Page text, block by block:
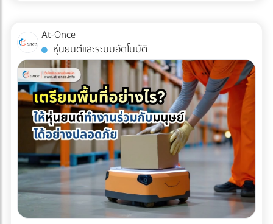
รอยต่อ" (Seamless Temperature Control) ตั้งแต่หน้าฟาร์มที่
ญี่ปุ่นจนถึงประตูโรงงานในไทย 1. Origin (ต้นทางที่ญี่ปุ่น):
กระบวนการเริ่มต้นตั้งแต่หลังจากการบด ผงมัทฉะจะถูกบรรจุใน
ถุงฟอยล์ทึบแสงแบบสุญญากาศ หรือซีลพร้อมซองดูดออกซิเจน
ทันที จากนั้นจะถูกนำไปจัดเก็บในคลังสินค้าควบคุมอุณหภูมิ (มัก
จะต่ำกว่า 15°C หรือในบางเกรดอาจติดลบ) 2. Transit (ระหว่าง
การเดินทาง): การขนส่งทางเรือ (Ocean Freight) จากญี่ปุ่นมา
ไทยใช้เวลาประมาณ 10-14 วัน หากใช้ตู้คอนเทนเนอร์ปกติ (Dry
Container) อุณหภูมิภายในตู้อาจพุ่งสูงถึง 50-60°C ในตอน
กลางวัน ซึ่งจะอบผงมัทฉะจนเสื่อมสภาพทั้งหมด ธุรกิจ B2B จึง
ต้องเลือกใช้ ตู้คอนเทนเนอร์ควบคุมอุณหภูมิ (Reefer
Container) ที่สามารถตั้งค่าอุณหภูมิให้คงที่ตลอดการเดินทาง
ฝ่ามหาสมุทร 3. Destination (ปลายทางที่ไทย): เมื่อสินค้าถึง
หากมีการวางแผนอย่างถูกต้องตามข้อกำหนดของกรม
สรรพากร เงื่อนไขการนำค่าใช้จ่าย Outing & CSR ไปหักภาษี
บริษัท การจะตอบคำถามว่า "เช่ารถบัสจัดสัมมนา หักภาษีได้
ไหม?" ต้องพิจารณาเงื่อนไขหลัก ดังนี้: ต้องมีวัตถุประสงค์เพื่อ
การพัฒนาบุคลากร: กิจกรรมต้องมีกำหนดการ (Itinerary)
ชัดเจน เช่น มีการอบรมสัมมนา หรือทำกิจกรรม CSR ที่เป็น
ประโยชน์ต่อสังคม เป็นสิทธิประโยชน์ที่พนักงานทุกคนเข้าถึงได้:
ต้องเป็นการจัดเลี้ยงหรือสวัสดิการที่ให้สิทธิพนักงานทุกคนอย่าง
เท่าเทียม ไม่เลือกปฏิบัติเฉพาะกลุ่ม มีหลักฐานการจ่ายเงินที่ถูก
ต้อง: ต้องมีใบกำกับภาษี/ใบเสร็จรับเงินที่ระบุชื่อบริษัทของคุณ
อย่างครบถ้วน 3 เทคนิคเช่ารถทัวร์เหมาคันให้ "ประหยัดงบ" และ
ถูกต้องตามกฎหมาย การประเมินจำนวนคนและประเภทรถ
(Capacity Planning): เลือกรถให้พอดีกับจำนวนคน เช่น
At-Once
หุ่นยนต์และระบบอัตโนมัติ